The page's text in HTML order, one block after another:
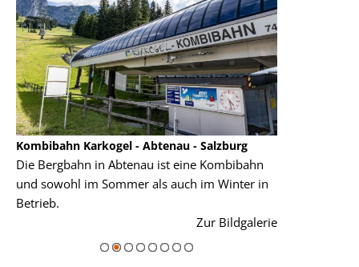
Kombibahn Karkogel - Abtenau - Salzburg
Die Bergbahn in Abtenau ist eine Kombibahn
und sowohl im Sommer als auch im Winter in
Betrieb.
Zur Bildgalerie